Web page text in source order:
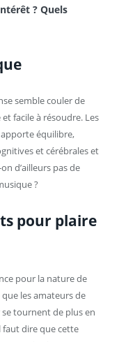
? Quels
semble couler de
facile à résoudre. Les
apporte équilibre,
et cérébrales et
d’ailleurs pas de
?
pour plaire
pour la nature de
les amateurs de
tournent de plus en
faut dire que cette